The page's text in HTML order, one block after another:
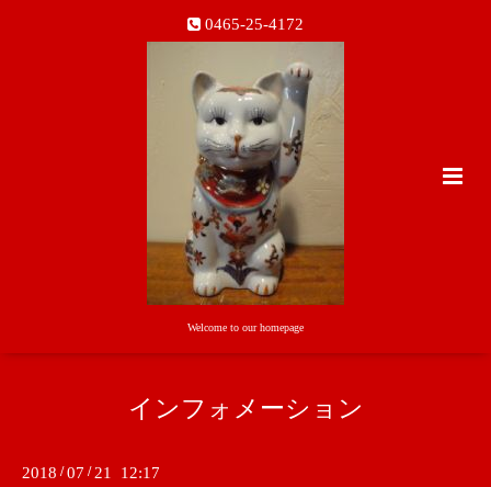
0465-25-4172
Welcome to our homepage
インフォメーション
2018 /07 / 21 12:17